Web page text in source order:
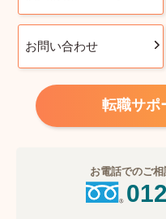
お問い合わせ
転職サポ
お電話でのご